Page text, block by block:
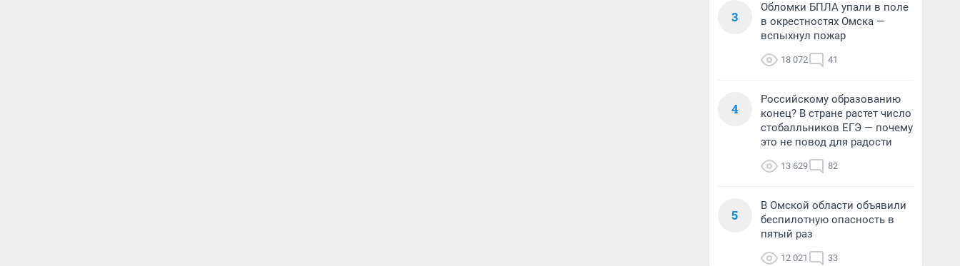
3
Обломки БПЛА упали в поле
в окрестностях Омска —
вспыхнул пожар
18 072 41
4
Российскому образованию
конец? В стране растет число
стобалльников ЕГЭ — почему
это не повод для радости
13 629 82
5
В Омской области объявили
беспилотную опасность в
пятый раз
12 021 33